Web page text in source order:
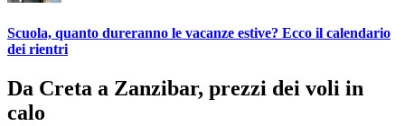
Scuola, quanto dureranno le vacanze estive? Ecco il calendario
dei rientri
Da Creta a Zanzibar, prezzi dei voli in
calo